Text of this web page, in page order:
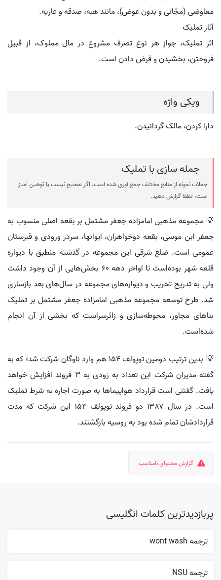
معاوضی (مجّانی و بدون عوض)، مانند هبه، صدقه و عاریه.
آثار تملیک
اثر تملیک، جواز هر نوع تصرف مشروع در مال مملوک، از قبیل
فروختن، بخشیدن و قرض دادن است.
ویکی واژه
دارا کردن، مالک گردانیدن.
جمله سازی با تملیک
جملات نمونه از منابع مختلف جمع آوری شده است، اگر صحیح نیست یا توهین آمیز
است، لطفا گزارش دهید.
💡 مجموعه مذهبی امامزاده جعفر مشتمل بر بقعه اصلی منسوب به
جعفر ابن موسی، بقعه دوخواهران، ایوانها، سردر ورودی و قبرستان
عمومی است. ضلع شرقی این مجموعه در گذشته منطبق با دیواره
قلعه شهر بوده‌است تا اواخر دهه ۶۰ بخش‌هایی از آن وجود داشت
ولی به تدریج تخریب و دیواره‌های مجموعه در سال‌های بعد بازسازی
شد. طرح توسعه مجموعه مذهبی امامزاده جعفر مشتمل بر تملیک
بناهای مجاور، محوطه‌سازی و زائرسراست که بخشی از آن انجام
شده‌است.
💡 بدین ترتیب دومین توپولف ۱۵۴ هم وارد ناوگان شرکت شد؛ که به
گفته مدیران شرکت این تعداد به زودی به ۳ فروند افزایش خواهد
یافت. گفتنی است قرارداد هواپیماها به صورت اجاره به شرط تملیک
است. در سال ۱۳۸۷ دو فروند توپولف ۱۵۴ این شرکت که مدت
قراردادشان تمام شده بود به روسیه بازگشتند.
گزارش محتوای نامناسب
پربازدیدترین کلمات انگلیسی
ترجمه wont wash
ترجمه NSU